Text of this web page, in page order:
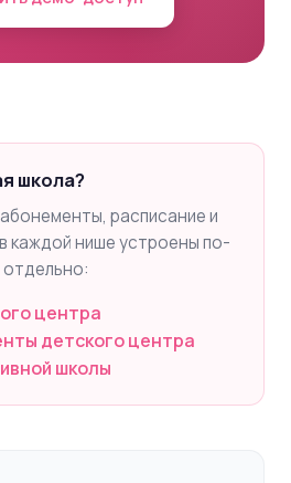
школа?
расписание и
каждой нише устроены по-
центра
детского центра
школы